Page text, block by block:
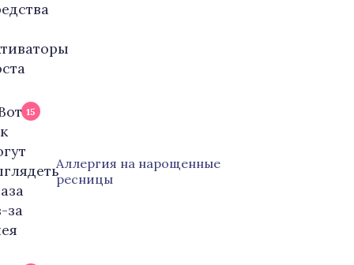
15
Аллергия на нарощенные
ресницы